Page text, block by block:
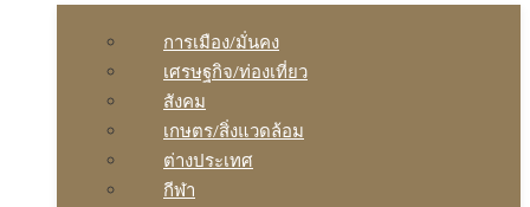
การเมือง/มั่นคง
เศรษฐกิจ/ท่องเที่ยว
สังคม
เกษตร/สิ่งแวดล้อม
ต่างประเทศ
กีฬา